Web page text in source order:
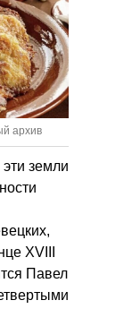
архив
земли
XVIII
Павел